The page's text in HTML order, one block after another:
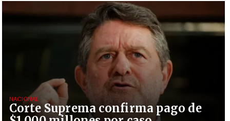
Corte Suprema confirma pago de
NACIONAL